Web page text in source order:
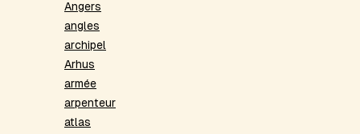
Angers
angles
archipel
Arhus
armée
arpenteur
atlas